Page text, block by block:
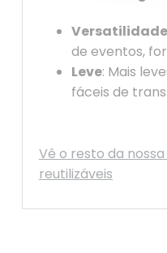
Versatilidade
de eventos,
Leve: Mais
fáceis de
Vê o resto da
reutilizáveis